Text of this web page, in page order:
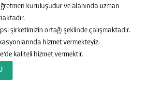
kuruluşudur ve alanında uzman
şirketimizin ortağı şeklinde çalışmaktadır.
hizmet vermekteyiz.
kaliteli hizmet vermektir.
Ders Sepeti